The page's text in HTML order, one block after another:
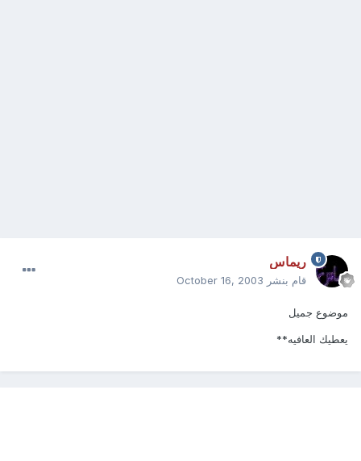
ريماس
قام بنشر October 16, 2003
موضوع جميل
يعطيك العافيه**